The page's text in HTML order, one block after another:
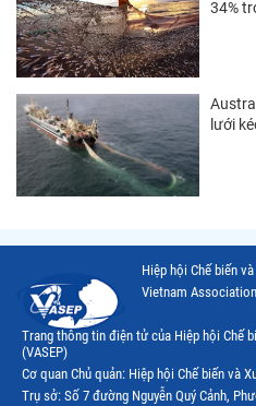
Thị trường Mỹ
Thị trường EU
Thị trường Việt Nam
34%
lưới
Hiệp hội Chế biến
Vietnam
Trang thông tin điện tử của Hiệp hội Chế
(VASEP)
Cơ quan Chủ quản: Hiệp hội Chế biến và
Trụ sở: Số 7 đường Nguyễn Quý Cảnh,